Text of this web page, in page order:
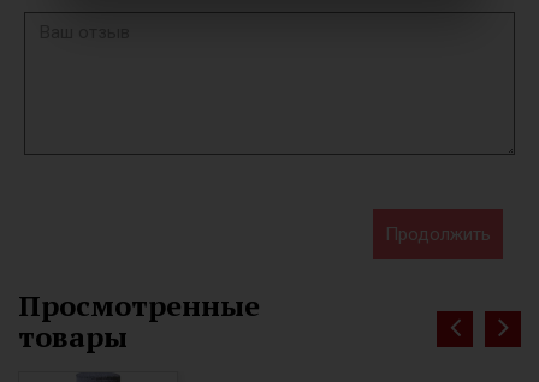
Продолжить
Просмотренные
товары